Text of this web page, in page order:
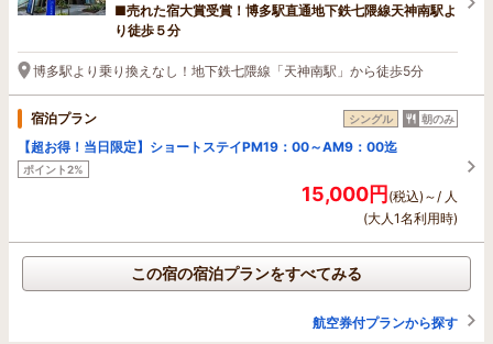
■売れた宿大賞受賞！博多駅直通地下鉄七隈線天神南駅よ
り徒歩５分
博多駅より乗り換えなし！地下鉄七隈線「天神南駅」から徒歩5分
宿泊プラン シングル 朝のみ
【超お得！当日限定】ショートステイPM19：00～AM9：00迄
ポイント2%
15,000円(税込)～/ 人
(大人1名利用時)
この宿の宿泊プランをすべてみる
航空券付プランから探す